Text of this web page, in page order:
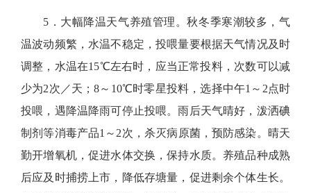
5 ．大幅降温天气养殖管理。秋冬季寒潮较多，气
温波动频繁，水温不稳定，投喂量要根据天气情况及时
调整，水温在15℃左右时，应当正常投料，次数可以减
少为2次／天；8～10℃时零星投料，选择中午1～2点时
投喂，遇降温降雨可停止投喂。雨后天气晴好，泼洒碘
制剂等消毒产品1～2次，杀灭病原菌，预防感染。晴天
勤开增氧机，促进水体交换，保持水质。 养殖品种成熟
后应及时捕捞上市，降低存塘量，促进剩余个体生长。